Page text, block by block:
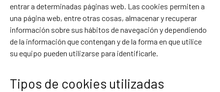
entrar a determinadas páginas web. Las cookies permiten a
una página web, entre otras cosas, almacenar y recuperar
información sobre sus hábitos de navegación y dependiendo
de la información que contengan y de la forma en que utilice
su equipo pueden utilizarse para identificarle.
Tipos de cookies utilizadas